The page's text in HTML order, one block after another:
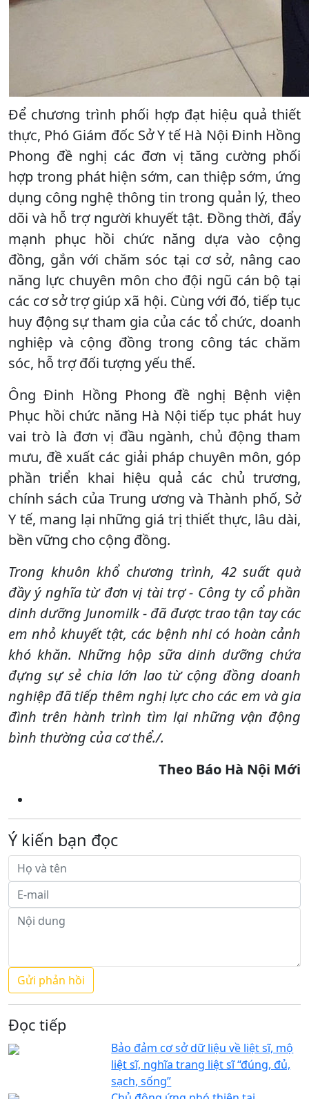
Để chương trình phối hợp đạt hiệu quả thiết
thực, Phó Giám đốc Sở Y tế Hà Nội Đinh Hồng
Phong đề nghị các đơn vị tăng cường phối
hợp trong phát hiện sớm, can thiệp sớm, ứng
dụng công nghệ thông tin trong quản lý, theo
dõi và hỗ trợ người khuyết tật. Đồng thời, đẩy
mạnh phục hồi chức năng dựa vào cộng
đồng, gắn với chăm sóc tại cơ sở, nâng cao
năng lực chuyên môn cho đội ngũ cán bộ tại
các cơ sở trợ giúp xã hội. Cùng với đó, tiếp tục
huy động sự tham gia của các tổ chức, doanh
nghiệp và cộng đồng trong công tác chăm
sóc, hỗ trợ đối tượng yếu thế.
Ông Đinh Hồng Phong đề nghị Bệnh viện
Phục hồi chức năng Hà Nội tiếp tục phát huy
vai trò là đơn vị đầu ngành, chủ động tham
mưu, đề xuất các giải pháp chuyên môn, góp
phần triển khai hiệu quả các chủ trương,
chính sách của Trung ương và Thành phố, Sở
Y tế, mang lại những giá trị thiết thực, lâu dài,
bền vững cho cộng đồng.
Trong khuôn khổ chương trình, 42 suất quà
đầy ý nghĩa từ đơn vị tài trợ - Công ty cổ phần
dinh dưỡng Junomilk - đã được trao tận tay các
em nhỏ khuyết tật, các bệnh nhi có hoàn cảnh
khó khăn. Những hộp sữa dinh dưỡng chứa
đựng sự sẻ chia lớn lao từ cộng đồng doanh
nghiệp đã tiếp thêm nghị lực cho các em và gia
đình trên hành trình tìm lại những vận động
bình thường của cơ thể./.
Theo Báo Hà Nội Mới
Ý kiến bạn đọc
Đọc tiếp
Bảo đảm cơ sở dữ liệu về liệt sĩ, mộ
liệt sĩ, nghĩa trang liệt sĩ “đúng, đủ,
sạch, sống”